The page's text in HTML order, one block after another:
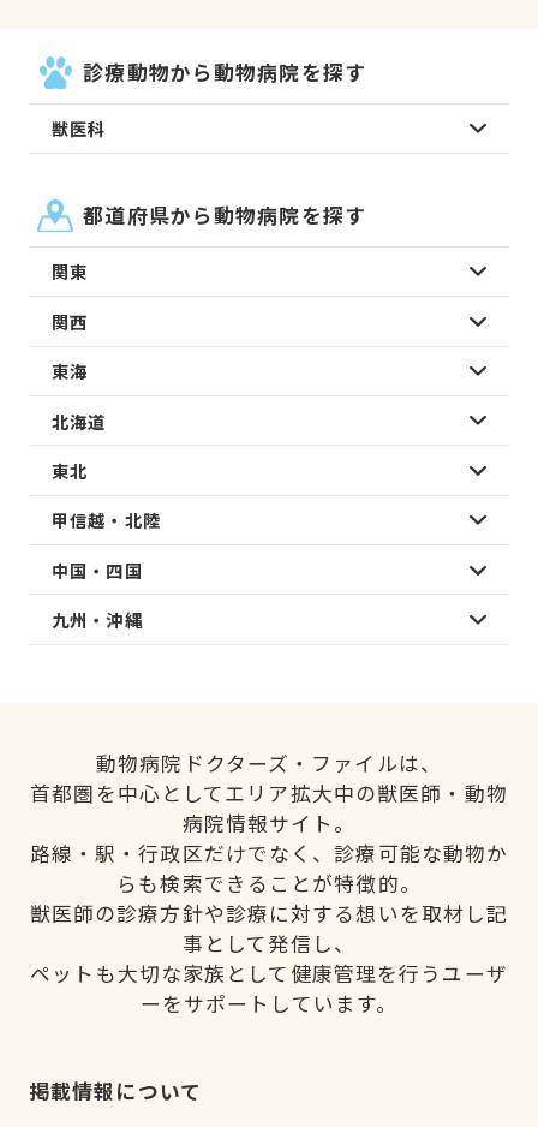
診療動物から動物病院を探す
獣医科
都道府県から動物病院を探す
関東
関西
東海
北海道
東北
甲信越・北陸
中国・四国
九州・沖縄
動物病院ドクターズ・ファイルは、
首都圏を中心としてエリア拡大中の獣医師・動物
病院情報サイト。
路線・駅・行政区だけでなく、診療可能な動物か
らも検索できることが特徴的。
獣医師の診療方針や診療に対する想いを取材し記
事として発信し、
ペットも大切な家族として健康管理を行うユーザ
ーをサポートしています。
掲載情報について